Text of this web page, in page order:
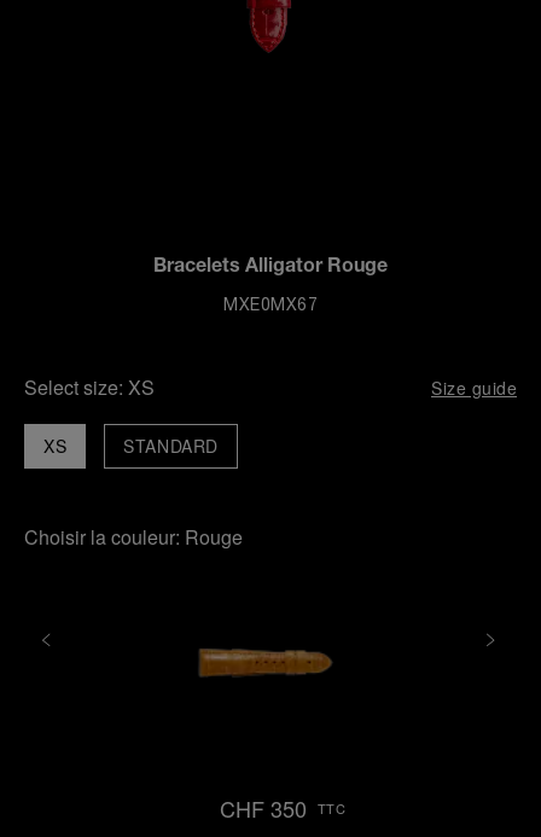
Bracelets Alligator Rouge
MXE0MX67
Select size: XS Size guide
XS STANDARD
Choisir la couleur: Rouge
CHF 350 TTC